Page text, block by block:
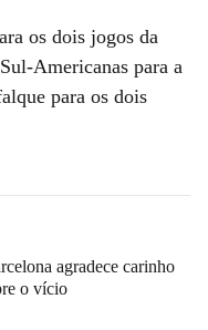
os dois jogos da
Americanas para a
para os dois
agradece carinho
o vício